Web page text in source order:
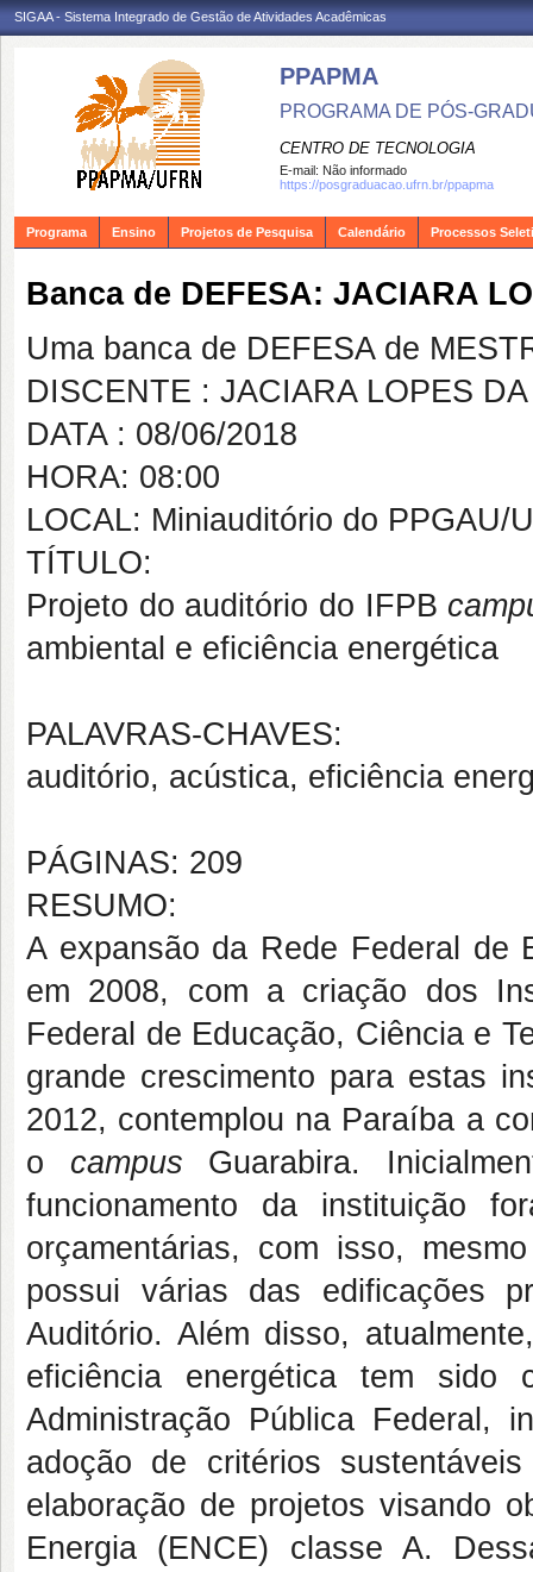
SIGAA - Sistema Integrado de Gestão de Atividades Acadêmicas
PPAPMA
PROGRAMA DE PÓS-
CENTRO DE TECNOLOGIA
E-mail: Não informado
https://posgraduacao.ufrn.br/ppapma
Programa Ensino Projetos de Pesquisa Calendário Processos
Banca de DEFESA: JACIARA
Uma banca de DEFESA de
DISCENTE : JACIARA LOPES DA
DATA : 08/06/2018
HORA: 08:00
LOCAL: Miniauditório do PPGAU/
TÍTULO:
Projeto do auditório do IFPB
ambiental e eficiência energética
PALAVRAS-CHAVES:
auditório, acústica, eficiência
PÁGINAS: 209
RESUMO:
A expansão da Rede Federal de
em 2008, com a criação dos
Federal de Educação, Ciência e
grande crescimento para estas
2012, contemplou na Paraíba a
o campus Guarabira.
funcionamento da instituição
orçamentárias, com isso,
possui várias das edificações
Auditório. Além disso,
eficiência energética tem
Administração Pública Federal,
adoção de critérios
elaboração de projetos visando
Energia (ENCE) classe A.